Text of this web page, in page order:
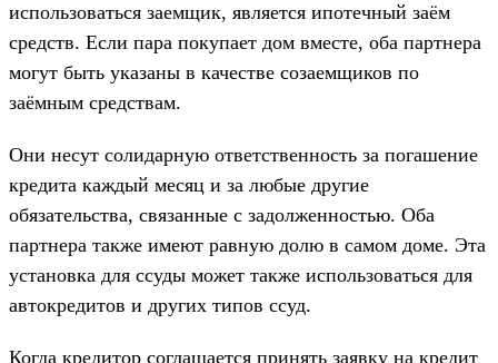
использоваться заемщик, является ипотечный заём
средств. Если пара покупает дом вместе, оба партнера
могут быть указаны в качестве созаемщиков по
заёмным средствам.
Они несут солидарную ответственность за погашение
кредита каждый месяц и за любые другие
обязательства, связанные с задолженностью. Оба
партнера также имеют равную долю в самом доме. Эта
установка для ссуды может также использоваться для
автокредитов и других типов ссуд.
Когда кредитор соглашается принять заявку на кредит